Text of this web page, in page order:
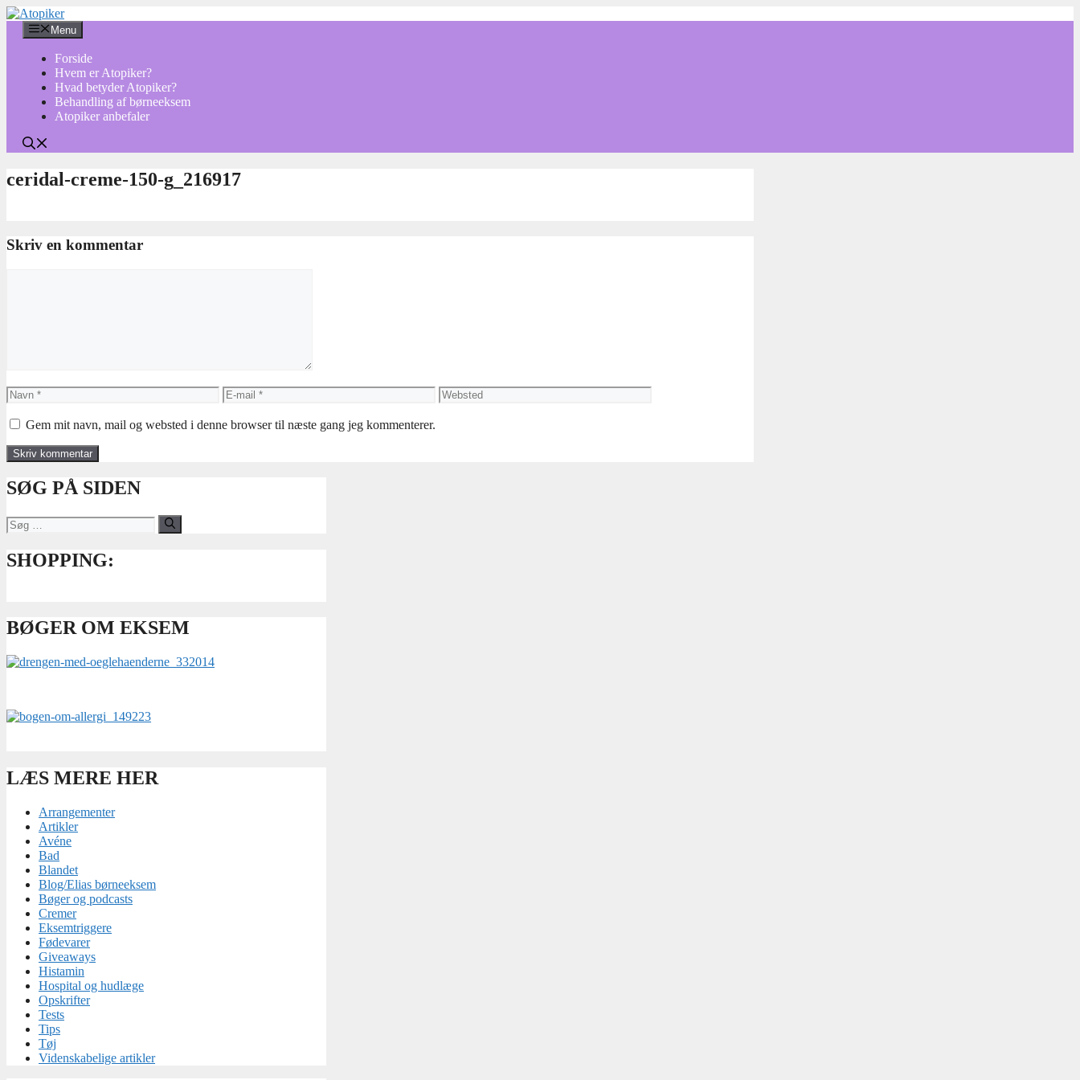
Hop
indhold
Menu
Forside
Hvem er Atopiker?
Hvad betyder Atopiker?
Behandling af børneeksem
Atopiker anbefaler
ceridal-creme-150-g_216917
Skriv en kommentar
Navn
E-
mail
Websted
Gem mit navn, mail og websted i denne browser til næste gang jeg kommenterer.
SØG PÅ SIDEN
Søg
efter:
SHOPPING:
BØGER OM EKSEM
LÆS MERE HER
Arrangementer
Artikler
Avéne
Bad
Blandet
Blog/Elias børneeksem
Bøger og podcasts
Cremer
Eksemtriggere
Fødevarer
Giveaways
Histamin
Hospital og hudlæge
Opskrifter
Tests
Tips
Tøj
Videnskabelige artikler